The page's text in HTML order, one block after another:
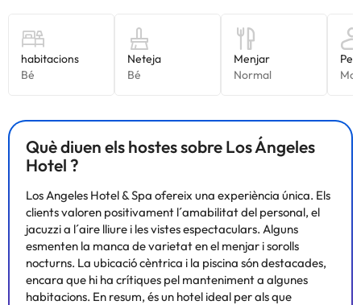
Què diuen els hostes sobre Los Ángeles
Hotel ?
Los Angeles Hotel & Spa ofereix una experiència única. Els
clients valoren positivament l´amabilitat del personal, el
jacuzzi a l´aire lliure i les vistes espectaculars. Alguns
esmenten la manca de varietat en el menjar i sorolls
nocturns. La ubicació cèntrica i la piscina són destacades,
encara que hi ha crítiques pel manteniment a algunes
habitacions. En resum, és un hotel ideal per als que